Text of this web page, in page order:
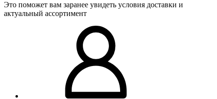
Это поможет вам заранее увидеть условия доставки и
актуальный ассортимент